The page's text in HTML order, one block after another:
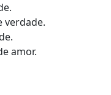
verdade.
amor.